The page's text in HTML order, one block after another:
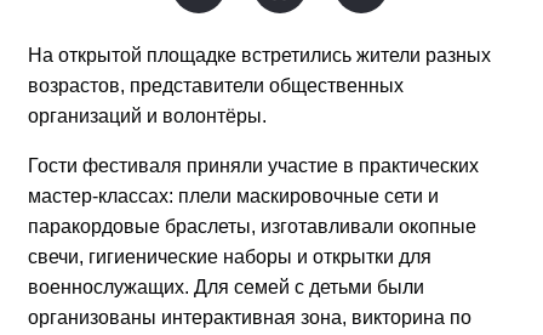
На открытой площадке встретились жители разных
возрастов, представители общественных
организаций и волонтёры.
Гости фестиваля приняли участие в практических
мастер-классах: плели маскировочные сети и
паракордовые браслеты, изготавливали окопные
свечи, гигиенические наборы и открытки для
военнослужащих. Для семей с детьми были
организованы интерактивная зона, викторина по